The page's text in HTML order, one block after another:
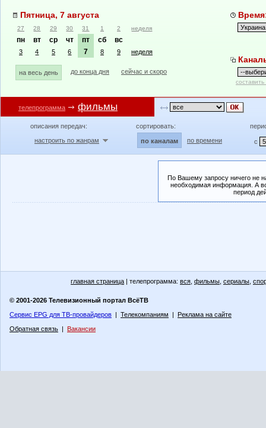
Пятница, 7 августа
27 28 29 30 31 1 2 неделя
пн вт ср чт пт сб вс
3 4 5 6 7 8 9 неделя
на весь день до конца дня сейчас и скоро
телепрограмма фильмы
описания передач:
настроить по жанрам
сортировать:
по каналам по времени с
По Вашему запросу ничего не
необходимая информация. А
период
главная страница | телепрограмма: вся фильмы сериалы
© 2001-2026 Телевизионный портал ВсёТВ
Сервис EPG для ТВ-провайдеров | Телекомпаниям | Реклама на сайте
Обратная связь | Вакансии